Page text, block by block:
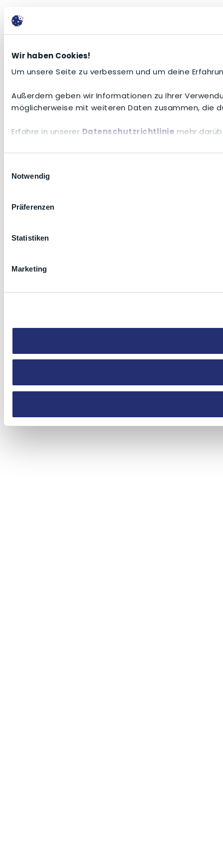
Wir haben Cookies!
Um unsere Seite zu verbessern und um deine
Außerdem geben wir Informationen zu Ihrer
möglicherweise mit weiteren Daten zusammen, die
Erfahre in unserer Datenschutzrichtlinie mehr
Notwendig
Präferenzen
Statistiken
Marketing